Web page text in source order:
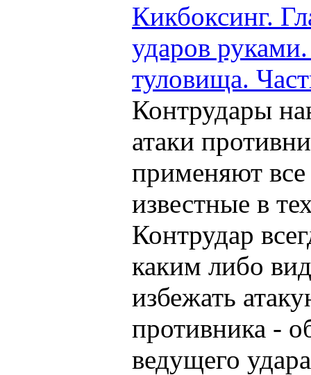
Кикбоксинг.
ударов
туловища.
Контрудары
атаки
применяют
известные в
Контрудар
каким либо
избежать
противника -
ведущего